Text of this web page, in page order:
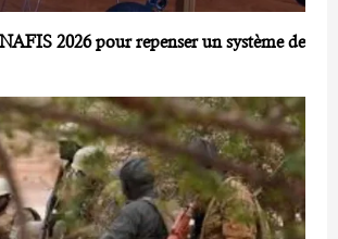
2026 pour repenser un système de